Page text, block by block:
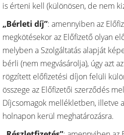
is érteni kell (különösen, de nem
„Bérleti díj”: amennyiben az
megkötésekor az Előfizető olyan
melyben a Szolgáltatás alapját
bérli (nem megvásárolja), úgy azt
rögzített előfizetési díjon felüli
összege az Előfizetői szerződés
Díjcsomagok mellékletben, illetve a
holnapon kerül meghatározásra.